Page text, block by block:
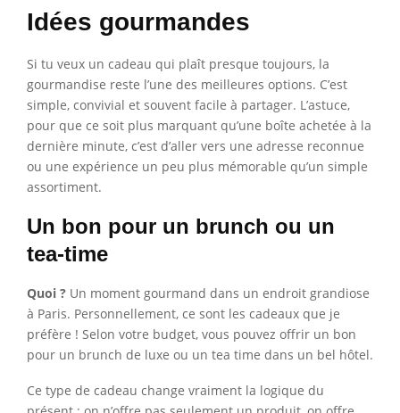
Idées gourmandes
Si tu veux un cadeau qui plaît presque toujours, la
gourmandise reste l’une des meilleures options. C’est
simple, convivial et souvent facile à partager. L’astuce,
pour que ce soit plus marquant qu’une boîte achetée à la
dernière minute, c’est d’aller vers une adresse reconnue
ou une expérience un peu plus mémorable qu’un simple
assortiment.
Un bon pour un brunch ou un
tea-time
Quoi ? Un moment gourmand dans un endroit grandiose
à Paris. Personnellement, ce sont les cadeaux que je
préfère ! Selon votre budget, vous pouvez offrir un bon
pour un brunch de luxe ou un tea time dans un bel hôtel.
Ce type de cadeau change vraiment la logique du